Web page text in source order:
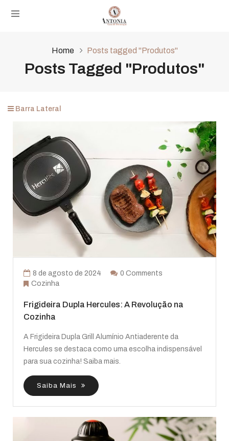
Home Posts tagged "Produtos"
Posts Tagged "Produtos"
Barra Lateral
8 de agosto de 2024
0 Comments
Cozinha
Frigideira Dupla Hercules: A Revolução na
Cozinha
A Frigideira Dupla Grill Alumínio Antiaderente da
Hercules se destaca como uma escolha indispensável
para sua cozinha! Saiba mais.
Saiba Mais